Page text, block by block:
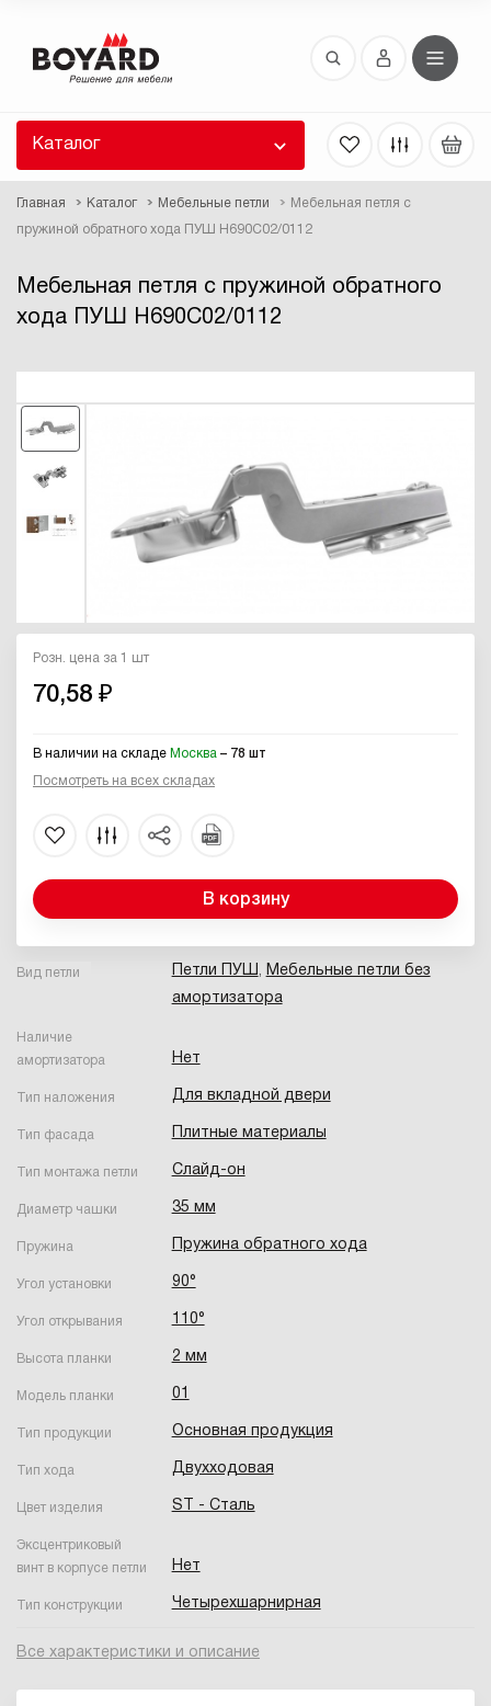
Каталог
Главная Каталог Мебельные петли Мебельная петля с
пружиной обратного хода ПУШ H690C02/0112
Мебельная петля с пружиной обратного
хода ПУШ H690C02/0112
Вид петли Петли ПУШ, Мебельные петли без
амортизатора
Наличие
амортизатора
Нет
Тип наложения Для вкладной двери
Тип фасада Плитные материалы
Тип монтажа петли Слайд-он
Диаметр чашки 35 мм
Пружина Пружина обратного хода
Угол установки 90°
Угол открывания 110°
Высота планки 2 мм
Модель планки 01
Тип продукции Основная продукция
Тип хода Двухходовая
Цвет изделия ST - Сталь
Эксцентриковый
винт в корпусе петли
Нет
Тип конструкции Четырехшарнирная
Все характеристики и описание
Розн. цена за 1 шт
70,58 ₽
В наличии на складе Москва – 78 шт
Посмотреть на всех складах
В корзину
Восстановление пароля
высланы вам по E-Mail.
ссылку для восстановления